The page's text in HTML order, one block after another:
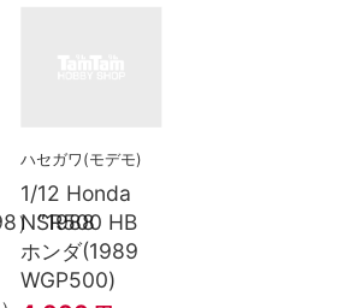
）“1988
ハセガワ(モデモ)
1/12 Honda
NSR500 HB
ホンダ(1989
WGP500)